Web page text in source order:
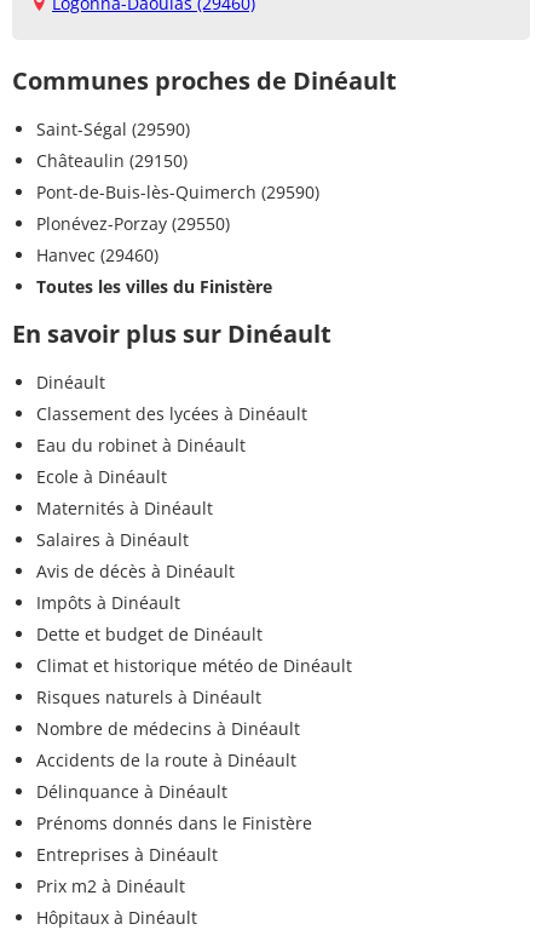
Communes proches de Dinéault
Saint-Ségal (29590)
Châteaulin (29150)
Pont-de-Buis-lès-Quimerch (29590)
Plonévez-Porzay (29550)
Hanvec (29460)
Toutes les villes du Finistère
En savoir plus sur Dinéault
Dinéault
Classement des lycées à Dinéault
Eau du robinet à Dinéault
Ecole à Dinéault
Maternités à Dinéault
Salaires à Dinéault
Avis de décès à Dinéault
Impôts à Dinéault
Dette et budget de Dinéault
Climat et historique météo de Dinéault
Risques naturels à Dinéault
Nombre de médecins à Dinéault
Accidents de la route à Dinéault
Délinquance à Dinéault
Prénoms donnés dans le Finistère
Entreprises à Dinéault
Prix m2 à Dinéault
Hôpitaux à Dinéault